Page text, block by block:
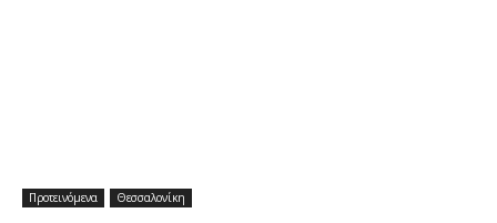
Προτεινόμενα Θεσσαλονίκη